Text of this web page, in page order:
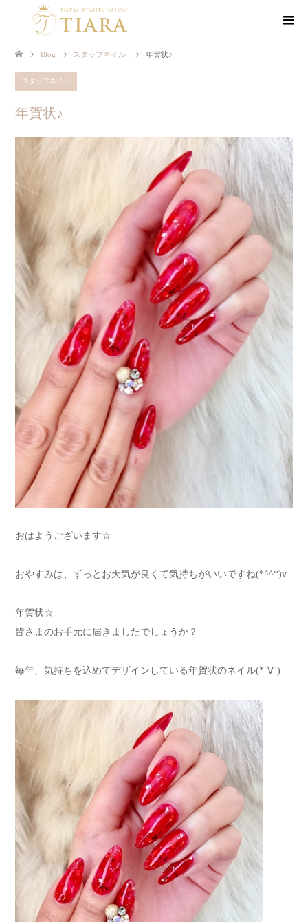
Blog スタッフネイル 年賀状♪
スタッフネイル
年賀状♪
おはようございます☆
おやすみは、ずっとお天気が良くて気持ちがいいですね(*^^*)v
年賀状☆
皆さまのお手元に届きましたでしょうか？
毎年、気持ちを込めてデザインしている年賀状のネイル(*´∀`)